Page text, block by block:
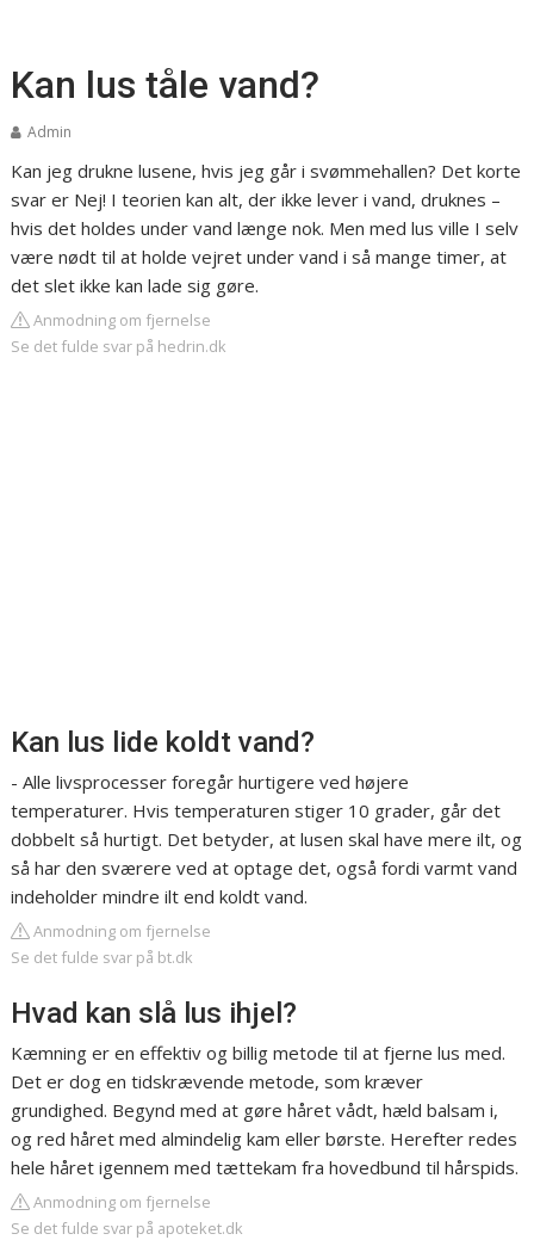
Kan lus tåle vand?
Admin
Kan jeg drukne lusene, hvis jeg går i svømmehallen? Det korte
svar er Nej! I teorien kan alt, der ikke lever i vand, druknes –
hvis det holdes under vand længe nok. Men med lus ville I selv
være nødt til at holde vejret under vand i så mange timer, at
det slet ikke kan lade sig gøre.
Anmodning om fjernelse
Se det fulde svar på hedrin.dk
Kan lus lide koldt vand?
- Alle livsprocesser foregår hurtigere ved højere
temperaturer. Hvis temperaturen stiger 10 grader, går det
dobbelt så hurtigt. Det betyder, at lusen skal have mere ilt, og
så har den sværere ved at optage det, også fordi varmt vand
indeholder mindre ilt end koldt vand.
Anmodning om fjernelse
Se det fulde svar på bt.dk
Hvad kan slå lus ihjel?
Kæmning er en effektiv og billig metode til at fjerne lus med.
Det er dog en tidskrævende metode, som kræver
grundighed. Begynd med at gøre håret vådt, hæld balsam i,
og red håret med almindelig kam eller børste. Herefter redes
hele håret igennem med tættekam fra hovedbund til hårspids.
Anmodning om fjernelse
Se det fulde svar på apoteket.dk